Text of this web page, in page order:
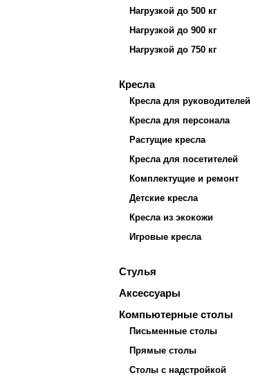
Нагрузкой до 500 кг
Нагрузкой до 900 кг
Нагрузкой до 750 кг
Кресла
Кресла для руководителей
Кресла для персонала
Растущие кресла
Кресла для посетителей
Комплектущие и ремонт
Детские кресла
Кресла из экокожи
Игровые кресла
Стулья
Аксессуары
Компьютерные столы
Письменные столы
Прямые столы
Столы с надстройкой